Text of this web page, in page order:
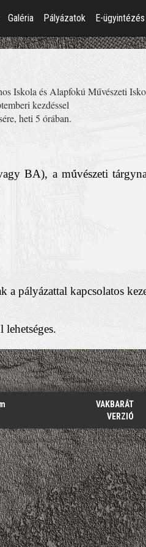
Galéria Pályázatok E-ügyintézés
Iskola és Alapfokú Művészeti
kezdéssel
heti 5 órában.
BA), a művészeti tá
pályázattal kapcsolatos
lehetséges.
VAKBARÁT
VERZIÓ